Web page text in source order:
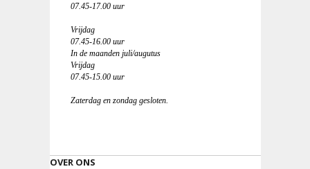
07.45-17.00 uur
Vrijdag
07.45-16.00 uur
In de maanden juli/augutus
Vrijdag
07.45-15.00 uur
Zaterdag en zondag gesloten.
OVER ONS